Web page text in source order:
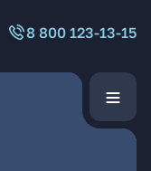
8 800 123-13-15